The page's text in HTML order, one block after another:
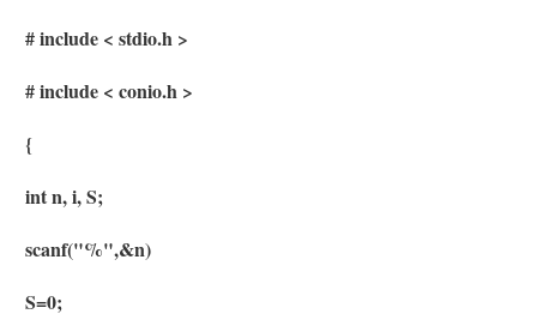
# include < stdio.h >
# include < conio.h >
{
int n, i, S;
scanf("%",&n)
S=0;